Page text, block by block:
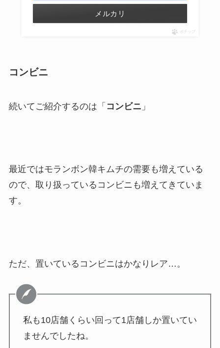
メルカリ
ポチップ
コンビニ
続いてご紹介するのは「 コンビニ 」
最近ではモランボン韓キムチの需要も増えている
ので、取り扱っているコンビニも増えてきていま
す。
ただ、置いているコンビニはかなりレア…。
私も10店舗くらい回って1店舗しか置いてい
ませんでしたね。